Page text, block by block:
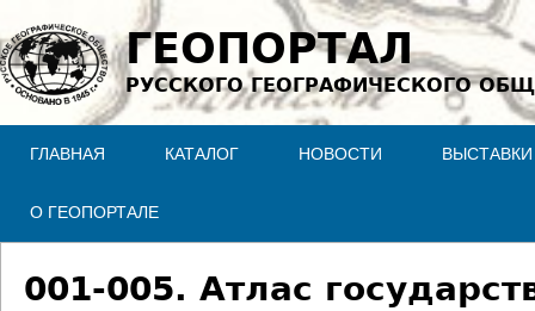
Jump to navigation
ГЕОПОРТАЛ
РУССКОГО ГЕОГРАФИЧЕСКОГО
ГЛАВНАЯ КАТАЛОГ НОВОСТИ ВЫСТАВКИ
О ГЕОПОРТАЛЕ